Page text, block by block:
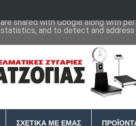
ΣΧΕΤΙΚΆ ΜΕ ΕΜΆΣ
This site uses cookies from Google
are shared with Google along with
statistics, and to detect and address